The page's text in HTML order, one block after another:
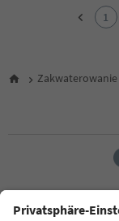
6
13
14
1
Zakwaterowanie